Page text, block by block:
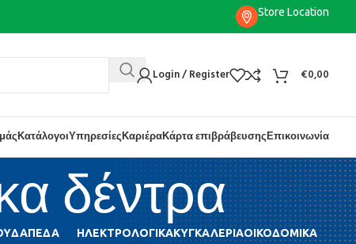
Store Location
Login / Register €0,00
ΚατάλογοιΥπηρεσίεςΚαριέραΚάρτα επιβράβευσηςΕπικοινωνία
δέντρα
ΔΆΠΕΔΑ
ΗΛΕΚΤΡΟΛΟΓΙΚΆΚΥΓΚΑΛΕΡΊΑΟΙΚΟΔΟΜΙΚΆ